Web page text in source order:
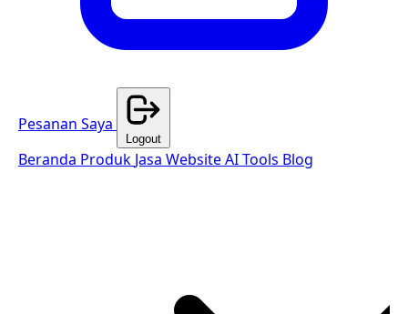
Pesanan Saya
Logout
Beranda Produk Jasa WebsiteAI Tools Blog